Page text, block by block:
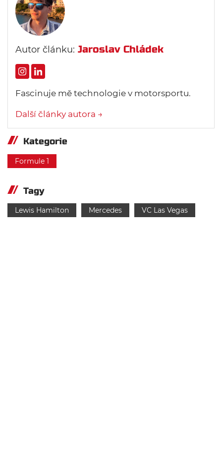
Autor článku: Jaroslav Chládek
Fascinuje mě technologie v motorsportu.
Další články autora →
Kategorie
Formule 1
Tagy
Lewis Hamilton Mercedes VC Las Vegas